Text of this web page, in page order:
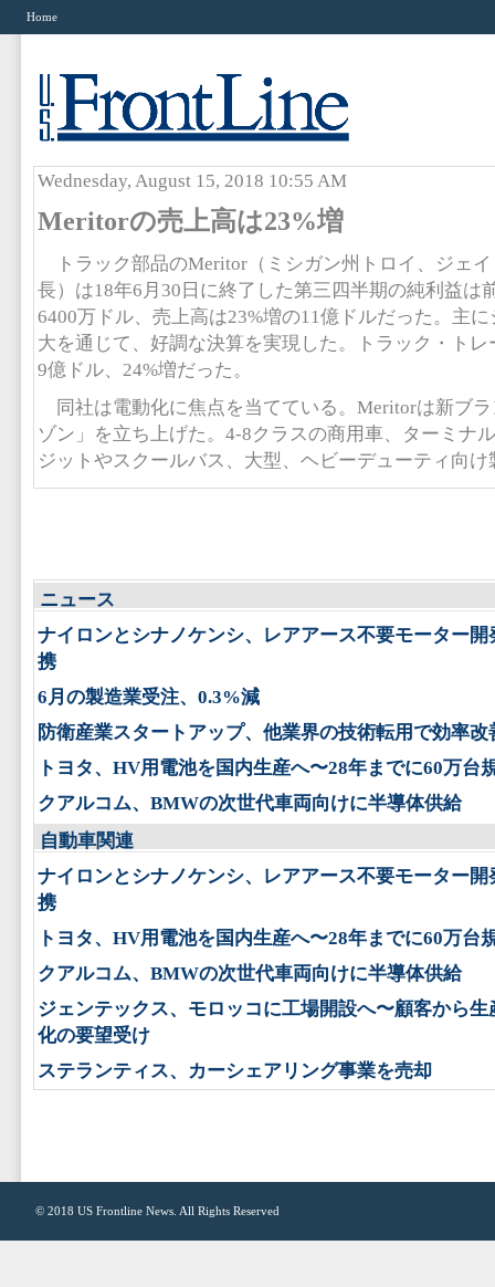
Home
Wednesday, August 15, 2018 10:55 AM
Meritorの売上高は23%増
トラック部品のMeritor（ミシガン州トロイ、ジェイ
長）は18年6月30日に終了した第三四半期の純利益は
6400万ドル、売上高は23%増の11億ドルだった。主
大を通じて、好調な決算を実現した。トラック・ト
9億ドル、24%増だった。
同社は電動化に焦点を当てている。Meritorは新ブ
ゾン」を立ち上げた。4-8クラスの商用車、ターミナ
ジットやスクールバス、大型、ヘビーデューティ向
ニュース
ナイロンとシナノケンシ、レアアース不要モーター開
携
6月の製造業受注、0.3%減
防衛産業スタートアップ、他業界の技術転用で効率改
トヨタ、HV用電池を国内生産へ〜28年までに60万台
クアルコム、BMWの次世代車両向けに半導体供給
自動車関連
ナイロンとシナノケンシ、レアアース不要モーター開
携
トヨタ、HV用電池を国内生産へ〜28年までに60万台
クアルコム、BMWの次世代車両向けに半導体供給
ジェンテックス、モロッコに工場開設へ〜顧客から生
化の要望受け
ステランティス、カーシェアリング事業を売却
© 2018 US Frontline News . All Rights Reserved